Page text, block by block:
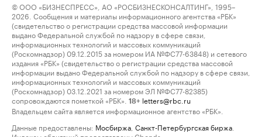
© ООО «БИЗНЕСПРЕСС», АО «РОСБИЗНЕСКОНСАЛТИНГ», 1995–
2026. Сообщения и материалы информационного агентства «РБК»
(свидетельство о регистрации средства массовой информации
выдано Федеральной службой по надзору в сфере связи,
информационных технологий и массовых коммуникаций
(Роскомнадзор) 09.12.2015 за номером ИА №ФС77-63848) и сетевого
издания «РБК» (свидетельство о регистрации средства массовой
информации выдано Федеральной службой по надзору в сфере связи,
информационных технологий и массовых коммуникаций
(Роскомнадзор) 03.12.2021 за номером ЭЛ №ФС77-82385)
сопровождаются пометкой «РБК».
18+ letters@rbc.ru
Владельцем сайта является информационное агентство «РБК».
Данные предоставлены: Мосбиржа Санкт-Петербургская биржа